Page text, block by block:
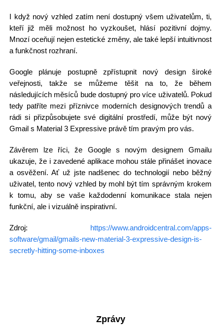
I když nový vzhled zatím není dostupný všem uživatelům, ti,
kteří již měli možnost ho vyzkoušet, hlásí pozitivní dojmy.
Mnozí oceňují nejen estetické změny, ale také lepší intuitivnost
a funkčnost rozhraní.
Google plánuje postupně zpřístupnit nový design široké
veřejnosti, takže se můžeme těšit na to, že během
následujících měsíců bude dostupný pro více uživatelů. Pokud
tedy patříte mezi příznivce moderních designových trendů a
rádi si přizpůsobujete své digitální prostředí, může být nový
Gmail s Material 3 Expressive právě tím pravým pro vás.
Závěrem lze říci, že Google s novým designem Gmailu
ukazuje, že i zavedené aplikace mohou stále přinášet inovace
a osvěžení. Ať už jste nadšenec do technologií nebo běžný
uživatel, tento nový vzhled by mohl být tím správným krokem
k tomu, aby se vaše každodenní komunikace stala nejen
funkční, ale i vizuálně inspirativní.
Zdroj: https://www.androidcentral.com/apps-
software/gmail/gmails-new-material-3-expressive-design-is-
secretly-hitting-some-inboxes
Zprávy